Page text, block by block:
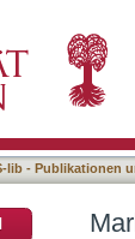
lib - Publikationen